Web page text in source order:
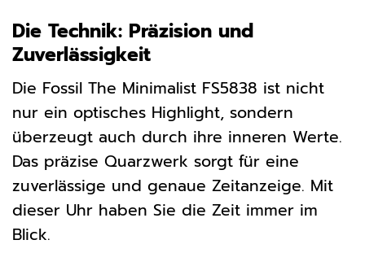
Die Technik: Präzision und
Zuverlässigkeit
Die Fossil The Minimalist FS5838 ist nicht
nur ein optisches Highlight, sondern
überzeugt auch durch ihre inneren Werte.
Das präzise Quarzwerk sorgt für eine
zuverlässige und genaue Zeitanzeige. Mit
dieser Uhr haben Sie die Zeit immer im
Blick.